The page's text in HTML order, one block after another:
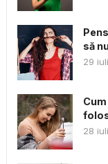
să
29
28